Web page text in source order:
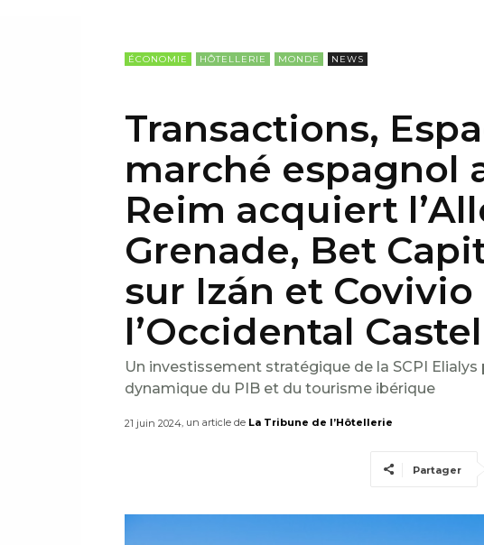
I
ÉCONOMIE HÔTELLERIE MONDE NEWS
Transactions,
marché espagnol
Reim acquiert
Grenade, Bet
sur Izán et Covivio
l’Occidental
Un investissement stratégique de la SCPI
dynamique du PIB et du tourisme ibérique
21 juin 2024, un article de La Tribune de l’Hôtellerie
Partager